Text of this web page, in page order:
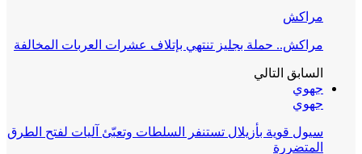
مراكش
مراكش.. حملة بجليز تنتهي بإتلاف عشرات العربات المخالفة
السابق التالي
جهوي
جهوي
سيول قوية بأزيلال تستنفر السلطات وتعبّئ آليات لفتح الطرق
المتضررة